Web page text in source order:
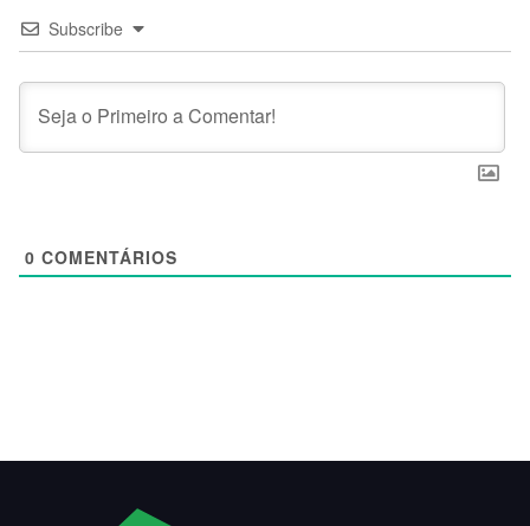
Subscribe
0 COMENTÁRIOS